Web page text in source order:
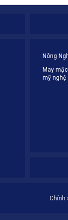
Nông
May
mỹ nghệ
Chính